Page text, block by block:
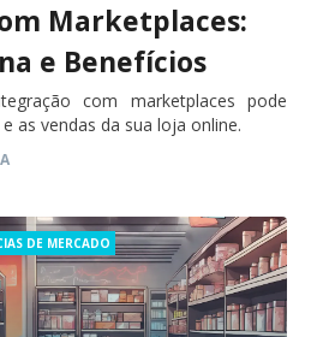
Marketplaces:
e Benefícios
com marketplaces pode
as vendas da sua loja online.
DE MERCADO